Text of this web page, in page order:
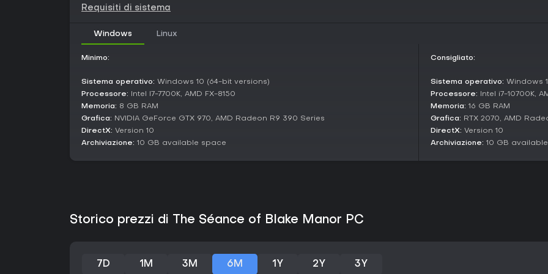
Stato Attuale e Aggiornamenti
aggiornamenti importanti
l'inglese e mantiene feedback
Steam, dove gli utenti
per chi cerca un mistero
Requisiti di sistema
Windows Linux
Minimo:
Sistema operativo: Windows 10 (64-bit versions)
Processore: Intel I7-7700K, AMD FX-8150
Memoria: 8 GB RAM
Grafica: NVIDIA GeForce GTX 970, AMD Radeon R9 390 Series
DirectX: Version 10
Archiviazione: 10 GB available space
Consigliato:
Sistema operativo: Windows
Processore: Intel i7-10700K,
Memoria: 16 GB RAM
Grafica: RTX 2070, AMD
DirectX: Version 10
Archiviazione: 10 GB
Storico prezzi di The Séance of Blake Manor PC
7D 1M 3M 6M 1Y 2Y 3Y